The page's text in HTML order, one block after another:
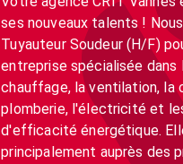
ses nouveaux talents !
Tuyauteur Soudeur (H/F)
entreprise spécialisée dans
chauffage, la ventilation, la
plomberie, l'électricité et
d'efficacité énergétique.
principalement auprès des